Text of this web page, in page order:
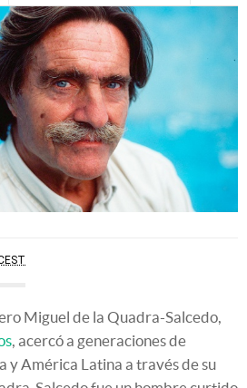
Miguel de la Quadra-Salcedo,
, acercó a generaciones de
y América Latina a través de su